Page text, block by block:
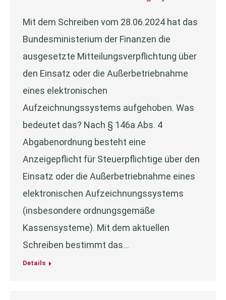
Mit dem Schreiben vom 28.06.2024 hat das
Bundesministerium der Finanzen die
ausgesetzte Mitteilungsverpflichtung über
den Einsatz oder die Außerbetriebnahme
eines elektronischen
Aufzeichnungssystems aufgehoben. Was
bedeutet das? Nach § 146a Abs. 4
Abgabenordnung besteht eine
Anzeigepflicht für Steuerpflichtige über den
Einsatz oder die Außerbetriebnahme eines
elektronischen Aufzeichnungssystems
(insbesondere ordnungsgemäße
Kassensysteme). Mit dem aktuellen
Schreiben bestimmt das…
Details